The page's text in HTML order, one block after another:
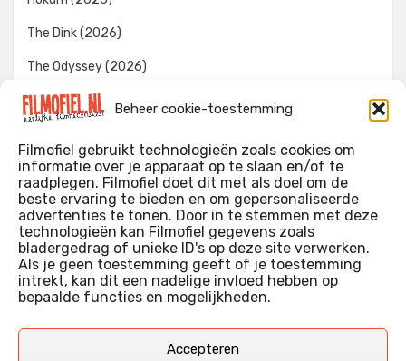
Beheer cookie-toestemming
Filmofiel gebruikt technologieën zoals cookies om
informatie over je apparaat op te slaan en/of te
raadplegen. Filmofiel doet dit met als doel om de
beste ervaring te bieden en om gepersonaliseerde
advertenties te tonen. Door in te stemmen met deze
technologieën kan Filmofiel gegevens zoals
bladergedrag of unieke ID's op deze site verwerken.
Als je geen toestemming geeft of je toestemming
intrekt, kan dit een nadelige invloed hebben op
bepaalde functies en mogelijkheden.
Accepteren
The Dink (2026)
The Odyssey (2026)
Evil Dead Burn (2026)
WIE IK BEN…?
Ik ben ooit begonnen met m’n recensies omdat ik zoveel
films keek dat ik af en toe niet meer wist welke ik nu wel of
niet gezien had. Ik ben een filmliefhebber, heb als hobby nog
erg lang in een videotheek gewerkt, en heb als coproducent
Deze recensies zijn dan ook vooral vrij pretentieloze